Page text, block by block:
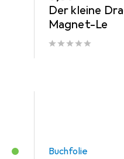
Der kleine
Magnet-Le
Buchfolie